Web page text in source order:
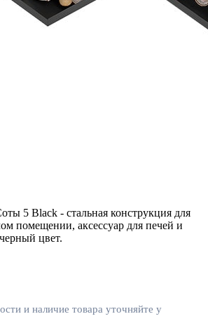
5 Black - стальная конструкция для
помещении, аксессуар для печей и
цвет.
и наличие товара уточняйте у